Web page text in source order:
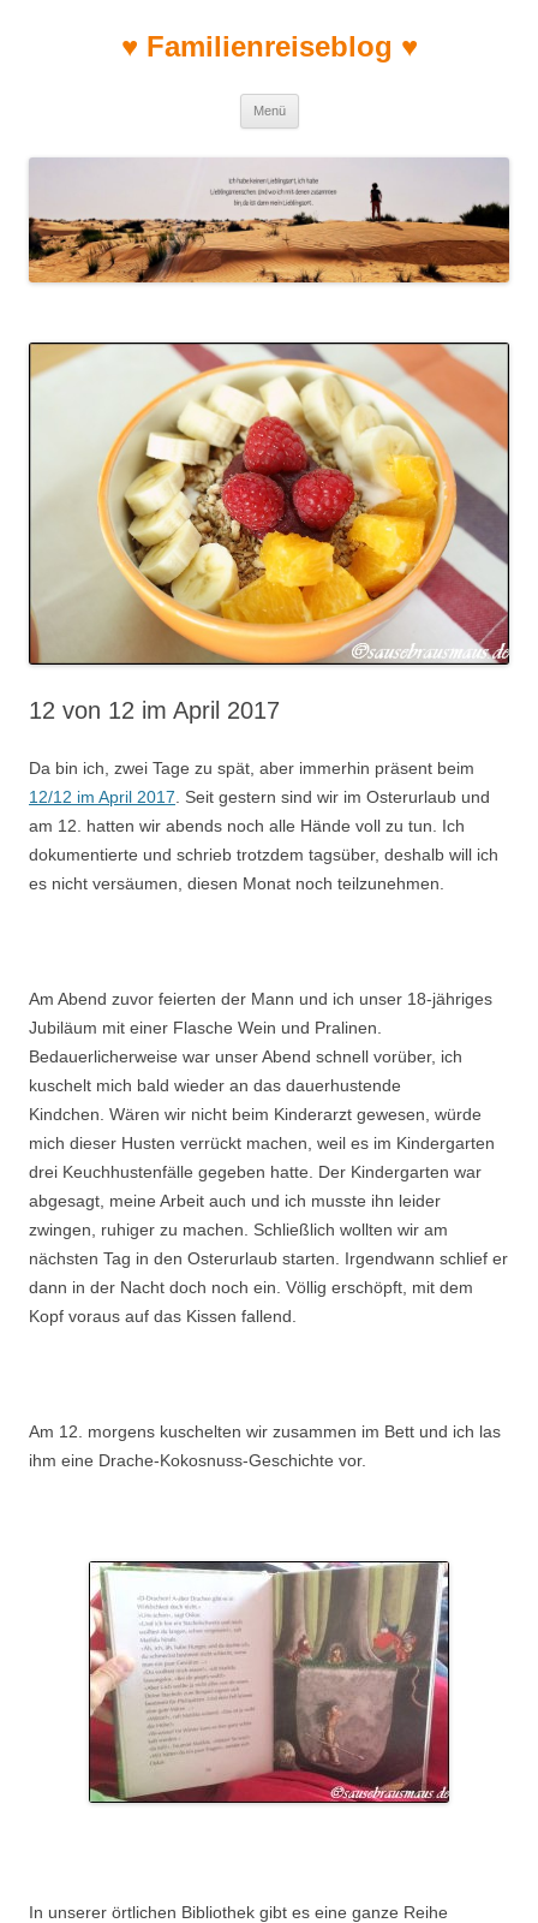
♥ Familienreiseblog ♥
Menü
12 von 12 im April 2017
Da bin ich, zwei Tage zu spät, aber immerhin präsent beim
12/12 im April 2017 . Seit gestern sind wir im Osterurlaub und
am 12. hatten wir abends noch alle Hände voll zu tun. Ich
dokumentierte und schrieb trotzdem tagsüber, deshalb will ich
es nicht versäumen, diesen Monat noch teilzunehmen.
Am Abend zuvor feierten der Mann und ich unser 18-jähriges
Jubiläum mit einer Flasche Wein und Pralinen.
Bedauerlicherweise war unser Abend schnell vorüber, ich
kuschelt mich bald wieder an das dauerhustende
Kindchen. Wären wir nicht beim Kinderarzt gewesen, würde
mich dieser Husten verrückt machen, weil es im Kindergarten
drei Keuchhustenfälle gegeben hatte. Der Kindergarten war
abgesagt, meine Arbeit auch und ich musste ihn leider
zwingen, ruhiger zu machen. Schließlich wollten wir am
nächsten Tag in den Osterurlaub starten. Irgendwann schlief er
dann in der Nacht doch noch ein. Völlig erschöpft, mit dem
Kopf voraus auf das Kissen fallend.
Am 12. morgens kuschelten wir zusammen im Bett und ich las
ihm eine Drache-Kokosnuss-Geschichte vor.
In unserer örtlichen Bibliothek gibt es eine ganze Reihe